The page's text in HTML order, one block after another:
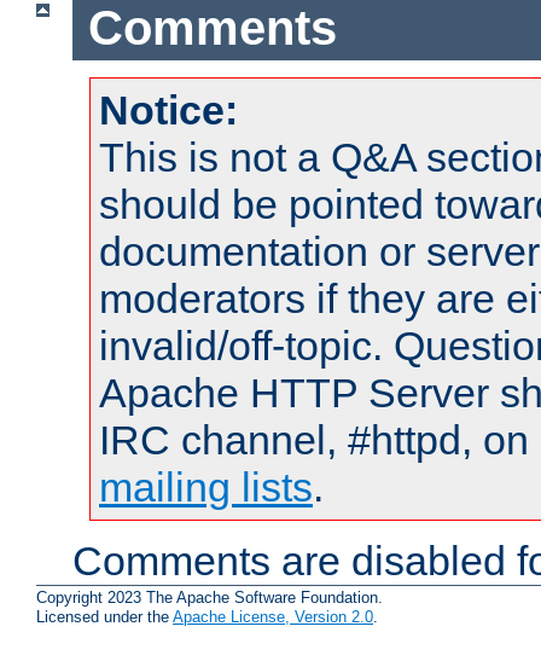
Comments
Notice:
This is not a Q&A
should be pointed
documentation or
moderators if they are
invalid/off-topic.
Apache HTTP Server
IRC channel, #httpd,
mailing lists.
Comments are disabled
Copyright 2023 The Apache Software Foundation.
Licensed under the Apache License, Version 2.0.